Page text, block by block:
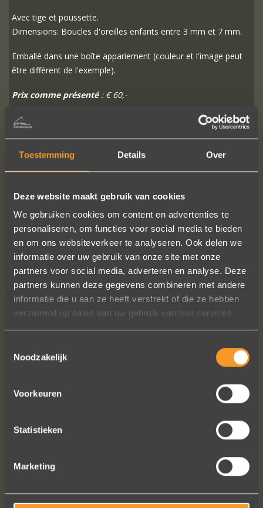
Toestemming Details Over
Deze website maakt gebruik van cookies
We gebruiken cookies om content en advertenties te
personaliseren, om functies voor social media te bieden
en om ons websiteverkeer te analyseren. Ook delen we
informatie over uw gebruik van onze site met onze
partners voor social media, adverteren en analyse. Deze
partners kunnen deze gegevens combineren met andere
informatie die u aan ze heeft verstrekt of die ze hebben
verzameld op basis van uw gebruik van hun services.
Noodzakelijk
Voorkeuren
Statistieken
Marketing
Avec tige et poussette.
Dimensions: Boucles d'oreilles enfants entre 3 mm et 7 mm.
Emballé dans une boîte appariement (couleur et l'image peut
être différent de l'exemple).
Prix comme présenté: € 60,-
PLUS D'INFO COMMANDER?
SUIVEZ-NOUS SUR LES MÉDIAS SOCIAUX
Sieraden online besteld: de ring is
subliem! Zoals altijd! Het maakt mijn
Ik dank het hele team hartelijk voor dit